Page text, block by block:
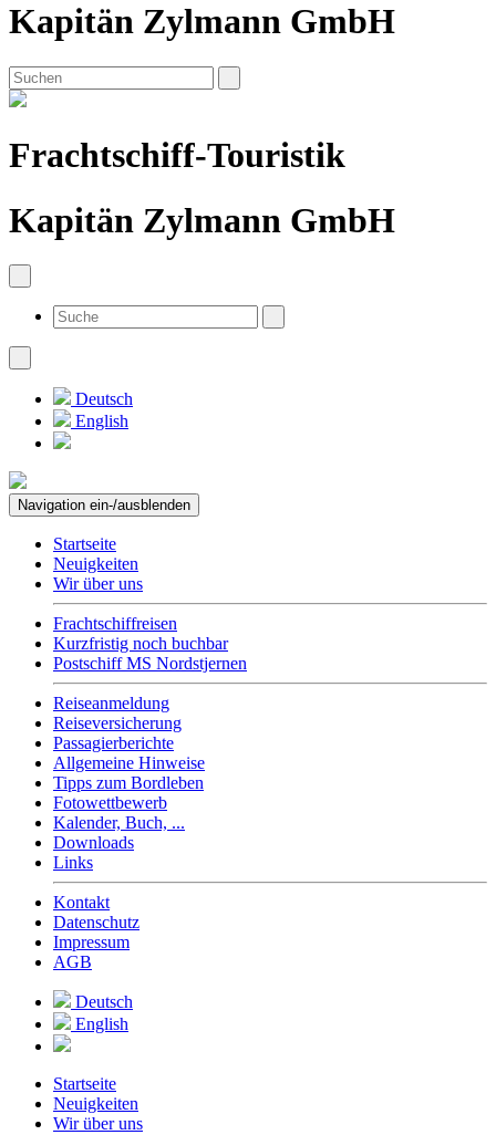
Kapitän Zylmann GmbH
Frachtschiff-Touristik
Kapitän Zylmann GmbH
Deutsch
English
Navigation ein-/ausblenden
Startseite
Neuigkeiten
Wir über uns
Frachtschiffreisen
Kurzfristig noch buchbar
Postschiff MS Nordstjernen
Reiseanmeldung
Reiseversicherung
Passagierberichte
Allgemeine Hinweise
Tipps zum Bordleben
Fotowettbewerb
Kalender, Buch, ...
Downloads
Links
Kontakt
Datenschutz
Impressum
AGB
Deutsch
English
Startseite
Neuigkeiten
Wir über uns